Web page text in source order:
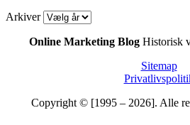
Arkiver
Online Marketing BlogHistorisk
Sitemap
Copyright © [1995 – 2026]. Alle